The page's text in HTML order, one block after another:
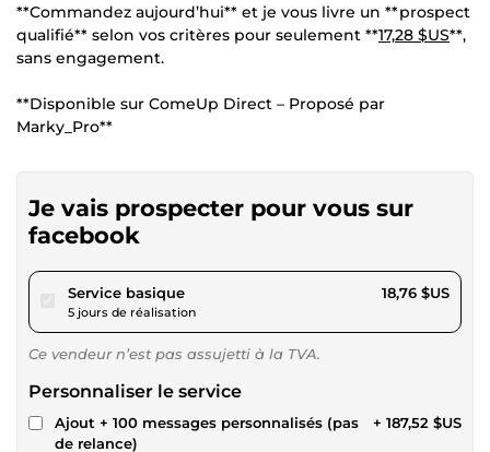
**Commandez aujourd’hui** et je vous livre un **prospect
qualifié** selon vos critères pour seulement **17,28 $US**,
sans engagement.
**Disponible sur ComeUp Direct – Proposé par
Marky_Pro**
Je vais prospecter pour vous sur
facebook
Service basiquepour 17,28 $US
5 jours de réalisation
18,76 $US
Ce vendeur n’est pas assujetti à la TVA.
Personnaliser le service
Ajout + 100 messages personnalisés (pas
de relance)
+ 187,52 $US